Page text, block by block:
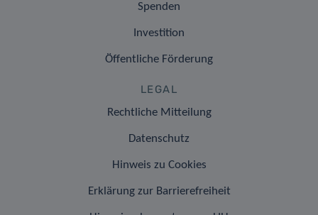
Spenden
Investition
Öffentliche Förderung
LEGAL
Rechtliche Mitteilung
Datenschutz
Hinweis zu Cookies
Erklärung zur Barrierefreiheit